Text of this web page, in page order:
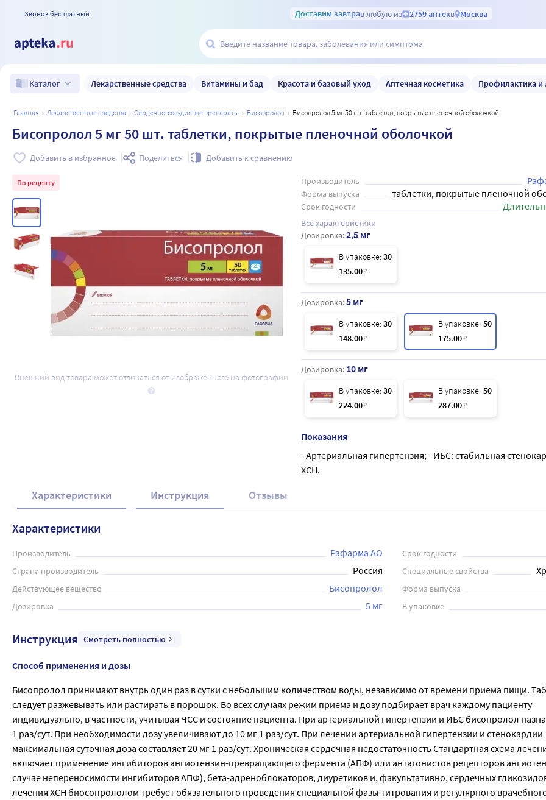
Звонок бесплатный Доставим завтрав любую из 2759 аптекв Москва
Каталог Лекарственные средства Витамины и бад Красота и базовый уход Аптечная косметика Профилактика и
главная лекарственные средства сердечно-сосудистые препараты бисопролол Бисопролол 5 мг 50 шт. таблетки, покрытые пленочной оболочкой
Бисопролол 5 мг 50 шт. таблетки, покрытые пленочной оболочкой
Добавить в избранное Поделиться Добавить к сравнению
По рецепту
Внешний вид товара может отличаться от изображённого на фотографии
Производитель
Форма выпуска таблетки, покрытые пленочной
Срок годности
Все характеристики
Дозировка:2,5 мг
В упаковке: 30
135.00₽
Дозировка:5 мг
В упаковке: 30
148.00₽
В упаковке: 50
175.00₽
Дозировка: 10 мг
В упаковке: 30
224.00₽
В упаковке: 50
287.00₽
Показания
- Артериальная гипертензия; - ИБС: стабильная
ХСН.
Характеристики Инструкция Отзывы
Характеристики
Производитель Рафарма АО Срок годности
Страна производитель Россия Специальные свойства
Действующее вещество Бисопролол Форма выпуска
Дозировка 5 мг В упаковке
Инструкция Смотреть полностью
Способ применения и дозы
Бисопролол принимают внутрь один раз в сутки с небольшим количеством воды, независимо от времени приема пищи.
следует разжевывать или растирать в порошок. Во всех случаях режим приема и дозу подбирает врач каждому пациенту
индивидуально, в частности, учитывая ЧСС и состояние пациента. При артериальной гипертензии и ИБС бисопролол
1 раз/сут. При необходимости дозу увеличивают до 10 мг 1 раз/сут. При лечении артериальной гипертензии и стенокардии
максимальная суточная доза составляет 20 мг 1 раз/сут. Хроническая сердечная недостаточность Стандартная схема
включает применение ингибиторов ангиотензин-превращающего фермента (АПФ) или антагонистов рецепторов
случае непереносимости ингибиторов АПФ), бета-адреноблокаторов, диуретиков и, факультативно, сердечных
лечения ХСН биосопрололом требует обязательного проведения специальной фазы титрования и регулярного